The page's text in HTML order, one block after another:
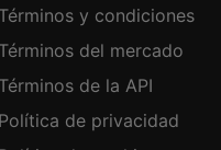
Términos y condiciones
Términos del mercado
Términos de la API
Política de privacidad